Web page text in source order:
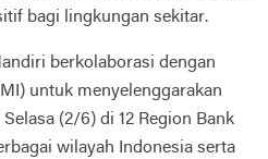
bagi lingkungan sekitar.
berkolaborasi dengan
untuk menyelenggarakan
(2/6) di 12 Region Bank
wilayah Indonesia serta